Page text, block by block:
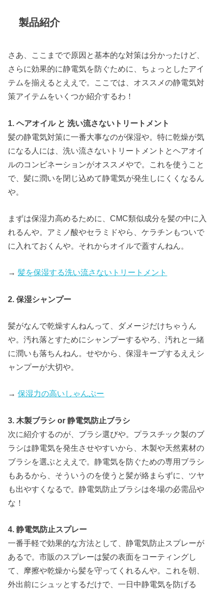
製品紹介
さあ、ここまでで原因と基本的な対策は分かったけど、
さらに効果的に静電気を防ぐために、ちょっとしたアイ
テムを揃えるとええで。ここでは、オススメの静電気対
策アイテムをいくつか紹介するわ！
1. ヘアオイル と 洗い流さないトリートメント
髪の静電気対策に一番大事なのが保湿や。特に乾燥が気
になる人には、洗い流さないトリートメントとヘアオイ
ルのコンビネーションがオススメやで。これを使うこと
で、髪に潤いを閉じ込めて静電気が発生しにくくなるん
や。
まずは保湿力高めるために、CMC類似成分を髪の中に入
れるんや。アミノ酸やセラミドやら、ケラチンもついで
に入れておくんや。それからオイルで蓋すんねん。
→髪を保湿する洗い流さないトリートメント
2. 保湿シャンプー
髪がなんで乾燥すんねんって、ダメージだけちゃうん
や。汚れ落とすためにシャンプーするやろ、汚れと一緒
に潤いも落ちんねん。せやから、保湿キープするええシ
ャンプーが大切や。
→保湿力の高いしゃんぷー
3. 木製ブラシ or 静電気防止ブラシ
次に紹介するのが、ブラシ選びや。プラスチック製のブ
ラシは静電気を発生させやすいから、木製や天然素材の
ブラシを選ぶとええで。静電気を防ぐための専用ブラシ
もあるから、そういうのを使うと髪が絡まらずに、ツヤ
も出やすくなるで。静電気防止ブラシは冬場の必需品や
な！
4. 静電気防止スプレー
一番手軽で効果的な方法として、静電気防止スプレーが
あるで。市販のスプレーは髪の表面をコーティングし
て、摩擦や乾燥から髪を守ってくれるんや。これを朝、
外出前にシュッとするだけで、一日中静電気を防げる